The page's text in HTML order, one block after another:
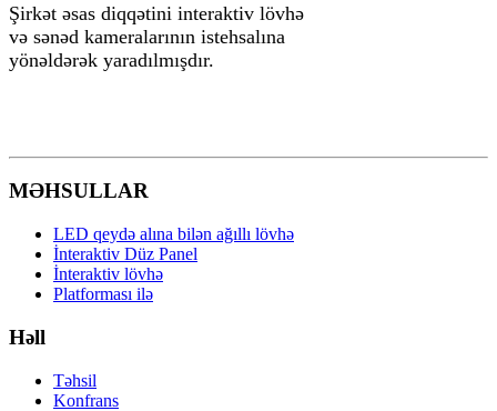
Şirkət əsas diqqətini interaktiv lövhə
və sənəd kameralarının istehsalına
yönəldərək yaradılmışdır.
MƏHSULLAR
LED qeydə alına bilən ağıllı lövhə
İnteraktiv Düz Panel
İnteraktiv lövhə
Platforması ilə
Həll
Təhsil
Konfrans